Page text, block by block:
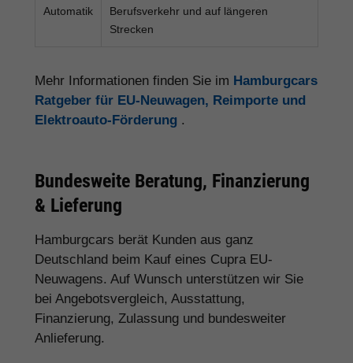
Automatik
Berufsverkehr und auf längeren
Strecken
Mehr Informationen finden Sie im Hamburgcars
Ratgeber für EU-Neuwagen, Reimporte und
Elektroauto-Förderung .
Bundesweite Beratung, Finanzierung
& Lieferung
Hamburgcars berät Kunden aus ganz
Deutschland beim Kauf eines Cupra EU-
Neuwagens. Auf Wunsch unterstützen wir Sie
bei Angebotsvergleich, Ausstattung,
Finanzierung, Zulassung und bundesweiter
Anlieferung.